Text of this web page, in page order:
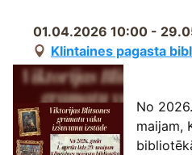
01.04.2026 10:00 -
Klintaines pagasta
No
maijam,